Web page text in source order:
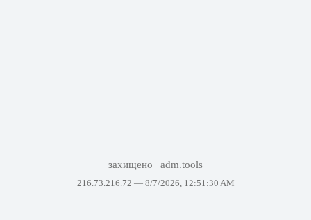
захищено adm.tools
216.73.216.72 — 8/7/2026, 12:51:30 AM